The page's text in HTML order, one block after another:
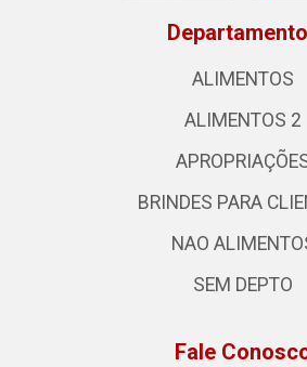
ALIMENTOS
ALIMENTOS 2
BRINDES PARA
NAO
SEM DEPTO
Fale